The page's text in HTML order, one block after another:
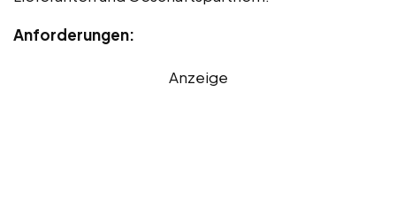
Anforderungen:
Anzeige